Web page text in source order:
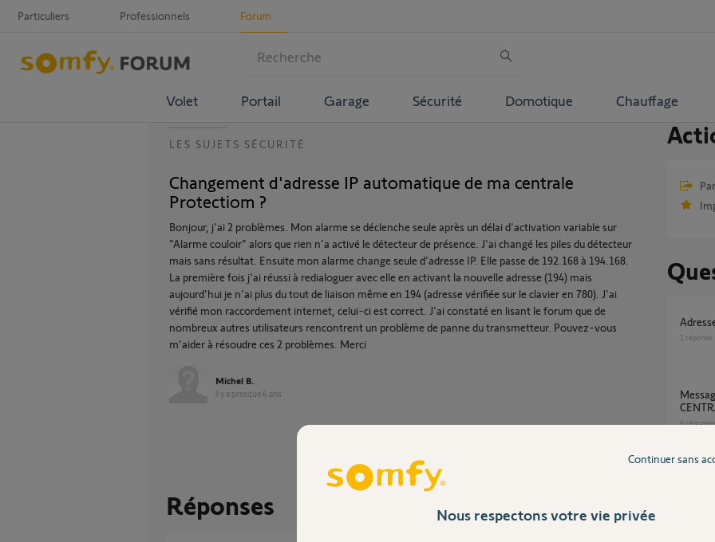
Particuliers Professionnels Forum
Volet Portail Garage Sécurité Domotique Chauffage
LES SUJETS SÉCURITÉ
Changement d'adresse IP automatique de ma centrale
Protectiom ?
Bonjour, j'ai 2 problèmes. Mon alarme se déclenche seule après un délai d'activation variable sur
"Alarme couloir" alors que rien n'a activé le détecteur de présence. J'ai changé les piles du détecteur
mais sans résultat. Ensuite mon alarme change seule d'adresse IP. Elle passe de 192.168 à 194.168.
La première fois j'ai réussi à redialoguer avec elle en activant la nouvelle adresse (194) mais
aujourd'hui je n'ai plus du tout de liaison même en 194 (adresse vérifiée sur le clavier en 780). J'ai
vérifié mon raccordement internet, celui-ci est correct. J'ai constaté en lisant le forum que de
nombreux autres utilisateurs rencontrent un problème de panne du transmetteur. Pouvez-vous
m'aider à résoudre ces 2 problèmes. Merci
Michel B.
il y a presque 6 ans
Participer au fil de discussion
Réponses
1 réponse
Message: "défaut cvx serveuZ:SYS
6 réponses
Nous respectons votre vie privée
Continuer sans